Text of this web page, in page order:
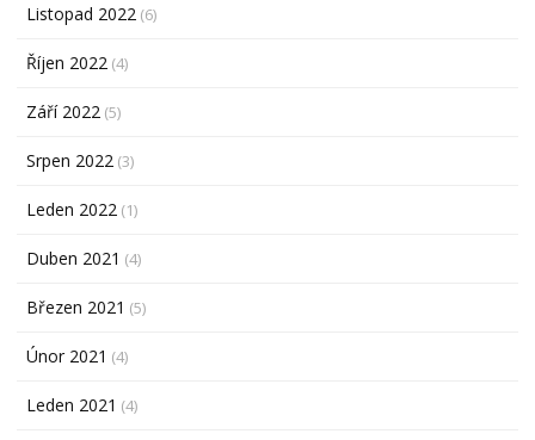
Listopad 2022 (6)
Říjen 2022 (4)
Září 2022 (5)
Srpen 2022 (3)
Leden 2022 (1)
Duben 2021 (4)
Březen 2021 (5)
Únor 2021 (4)
Leden 2021 (4)